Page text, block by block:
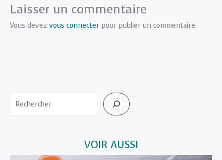
Laisser un commentaire
Vous devez vous connecter pour publier un commentaire.
Rechercher
VOIR AUSSI